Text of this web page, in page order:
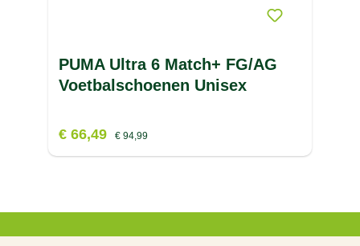
PUMA Ultra 6 Match+ FG/AG
Voetbalschoenen Unisex
€ 66,49 € 94,99